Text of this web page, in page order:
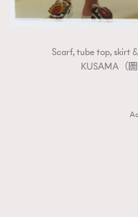
Scarf, tube top, skirt
KUSAMA（